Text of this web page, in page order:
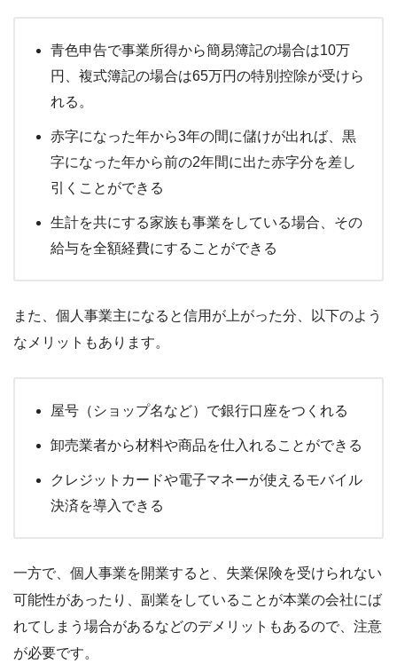
青色申告で事業所得から簡易簿記の場合は10万
円、複式簿記の場合は65万円の特別控除が受けら
れる。
赤字になった年から3年の間に儲けが出れば、黒
字になった年から前の2年間に出た赤字分を差し
引くことができる
生計を共にする家族も事業をしている場合、その
給与を全額経費にすることができる
また、個人事業主になると信用が上がった分、以下のよう
なメリットもあります。
屋号（ショップ名など）で銀行口座をつくれる
卸売業者から材料や商品を仕入れることができる
クレジットカードや電子マネーが使えるモバイル
決済を導入できる
一方で、個人事業を開業すると、失業保険を受けられない
可能性があったり、副業をしていることが本業の会社にば
れてしまう場合があるなどのデメリットもあるので、注意
が必要です。